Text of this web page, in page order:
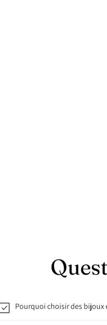
Pourquoi choisir des bijoux